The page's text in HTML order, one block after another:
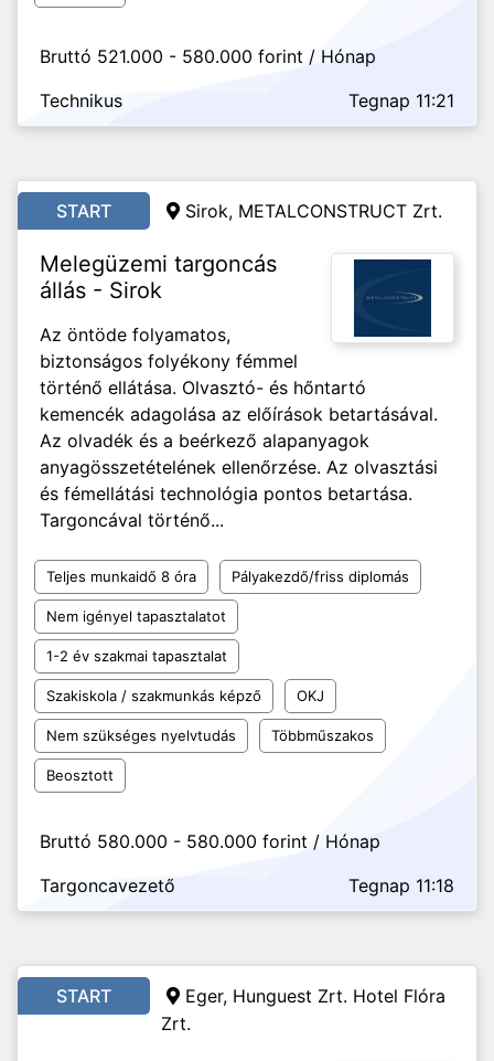
Bruttó 521.000 - 580.000 forint / Hónap
Technikus
Tegnap 11:21
START Sirok, METALCONSTRUCT Zrt.
Melegüzemi targoncás
állás - Sirok
Az öntöde folyamatos,
biztonságos folyékony fémmel
történő ellátása. Olvasztó- és hőntartó
kemencék adagolása az előírások betartásával.
Az olvadék és a beérkező alapanyagok
anyagösszetételének ellenőrzése. Az olvasztási
és fémellátási technológia pontos betartása.
Targoncával történő...
Teljes munkaidő 8 óra Pályakezdő/friss diplomás
Nem igényel tapasztalatot
1-2 év szakmai tapasztalat
Szakiskola / szakmunkás képző OKJ
Nem szükséges nyelvtudás Többműszakos
Beosztott
Bruttó 580.000 - 580.000 forint / Hónap
Targoncavezető
Tegnap 11:18
START
Eger, Hunguest Zrt. Hotel Flóra
Zrt.